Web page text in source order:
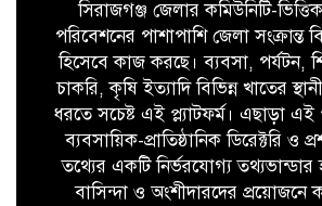
সিরাজগঞ্জ জেলার কমিউনিটি-
পরিবেশনের পাশাপাশি জেলা সংক্রান্ত
হিসেবে কাজ করছে। ব্যবসা, পর্যটন,
চাকরি, কৃষি ইত্যাদি বিভিন্ন খাতের
ধরতে সচেষ্ট এই প্ল্যাটফর্ম। এছাড়া এই
ব্যবসায়িক-প্রাতিষ্ঠানিক ডিরেক্টরি ও
তথ্যের একটি নির্ভরযোগ্য
বাসিন্দা ও অংশীদারদের